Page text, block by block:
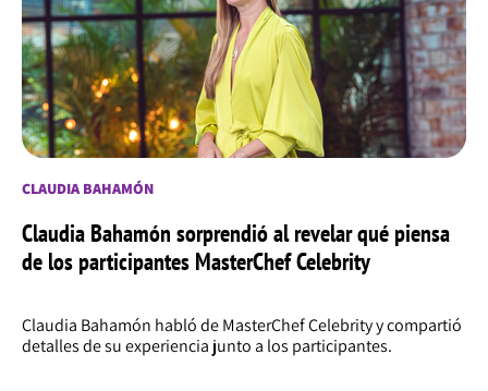
CLAUDIA BAHAMÓN
Claudia Bahamón sorprendió al revelar qué piensa
de los participantes MasterChef Celebrity
Claudia Bahamón habló de MasterChef Celebrity y compartió
detalles de su experiencia junto a los participantes.